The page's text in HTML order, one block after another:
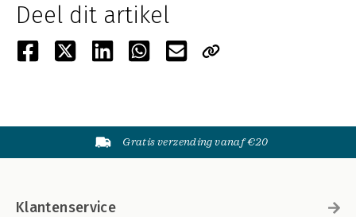
Deel dit artikel
Gratis verzending vanaf €20
Klantenservice